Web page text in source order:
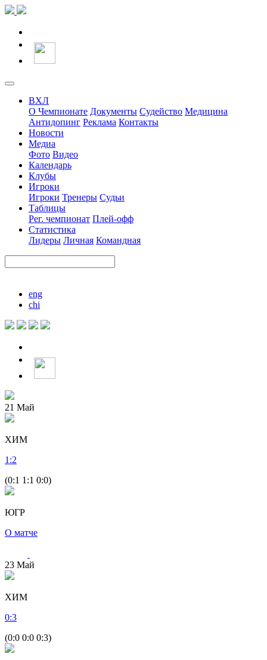
ВХЛ
О Чемпионате Документы Судейство Медицина
Антидопинг Реклама Контакты
Новости
Медиа
Фото Видео
Календарь
Клубы
Игроки
Игроки Тренеры Судьи
Таблицы
Рег. чемпионат Плей-офф
Статистика
Лидеры Личная Командная
eng
chi
21 Май
ХИМ
1 :2
(0:1 1:1 0:0)
ЮГР
О матче
23 Май
ХИМ
0:3
(0:0 0:0 0:3)